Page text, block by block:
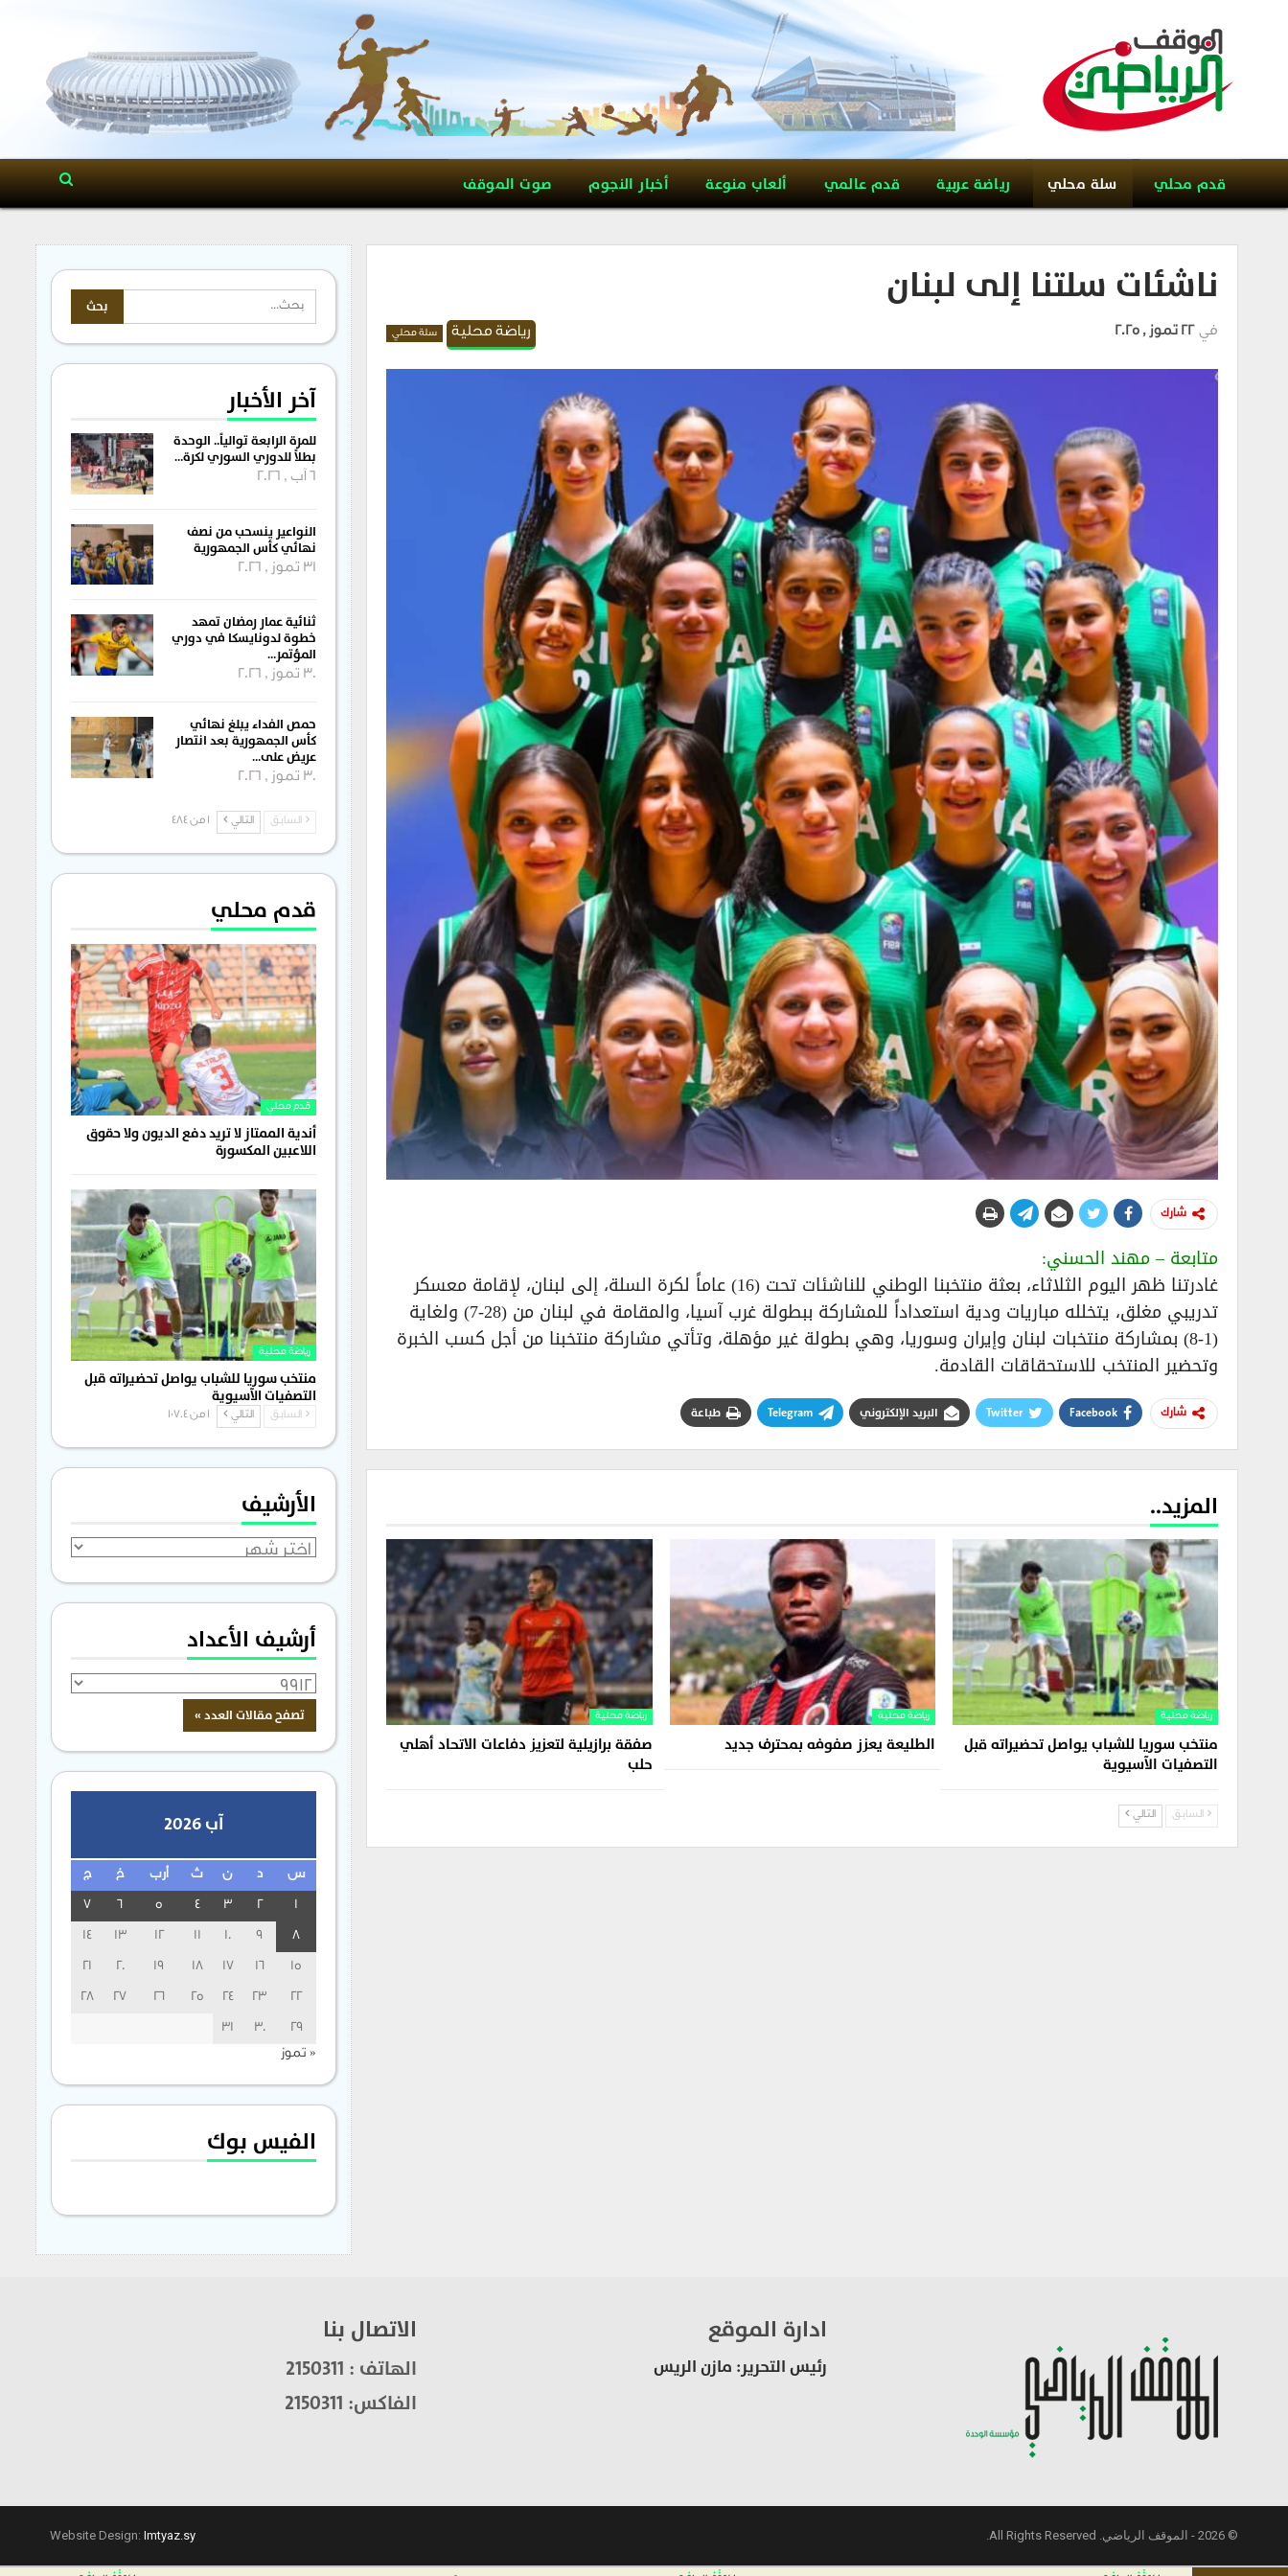
قدم محلي سلة محلي رياضة عربية قدم عالمي ألعاب منوعة أخبار النجوم صوت الموقف
ناشئات سلتنا إلى لبنان
رياضة محلية سلة محلي في 22 تموز , 2025
شارك
متابعة – مهند الحسني:
غادرتنا ظهر اليوم الثلاثاء، بعثة منتخبنا الوطني للناشئات تحت (16) عاماً لكرة السلة، إلى لبنان، لإقامة معسكر
تدريبي مغلق، يتخلله مباريات ودية استعداداً للمشاركة ببطولة غرب آسيا، والمقامة في لبنان من (28-7) ولغاية
(1-8) بمشاركة منتخبات لبنان وإيران وسوريا، وهي بطولة غير مؤهلة، وتأتي مشاركة منتخبنا من أجل كسب الخبرة
وتحضير المنتخب للاستحقاقات القادمة.
شارك Facebook
Twitter البريد الإلكتروني Telegram طباعة
المزيد..
رياضة محلية
منتخب سوريا للشباب يواصل تحضيراته قبل
التصفيات الآسيوية
رياضة محلية
الطليعة يعزز صفوفه بمحترف جديد
رياضة محلية
صفقة برازيلية لتعزيز دفاعات الاتحاد أهلي
حلب
السابق التالي
آخر الأخبار
للمرة الرابعة توالياً.. الوحدة
بطلاً للدوري السوري لكرة…
6 آب , 2026
النواعير ينسحب من نصف
نهائي كأس الجمهورية
31 تموز , 2026
ثنائية عمار رمضان تمهد
خطوة لدونايسكا في دوري
المؤتمر…
30 تموز , 2026
حمص الفداء يبلغ نهائي
كأس الجمهورية بعد انتصار
عريض على…
30 تموز , 2026
السابق التالي 1 من 484
قدم محلي
قدم محلي
أندية الممتاز لا تريد دفع الديون ولا حقوق
اللاعبين المكسورة
رياضة محلية
منتخب سوريا للشباب يواصل تحضيراته قبل
التصفيات الآسيوية
السابق التالي 1 من 1٬704
الأرشيف
الأرشيف
أرشيف الأعداد
آب 2026
س د ن ث أرب خ ج
1
2
3
4
5
6
7
8
9
10
11
12
13
14
15
16
17
18
19
20
21
22
23
24
25
26
27
28
29
30
31
« تموز
الفيس بوك
ادارة الموقع
رئيس التحرير: مازن الريس
الاتصال بنا
الهاتف : 2150311
الفاكس: 2150311
© 2026 - الموقف الرياضي. All Rights Reserved. Website Design: Imtyaz.sy